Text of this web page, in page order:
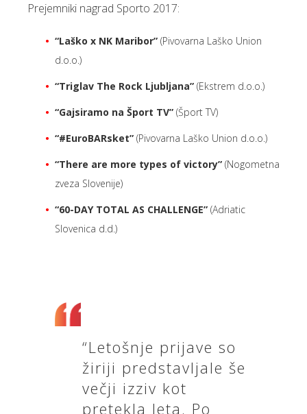
Prejemniki nagrad Sporto 2017:
“Laško x NK Maribor” (Pivovarna Laško Union
d.o.o.)
“Triglav The Rock Ljubljana” (Ekstrem d.o.o.)
“Gajsiramo na Šport TV” (Šport TV)
“#EuroBARsket” (Pivovarna Laško Union d.o.o.)
“There are more types of victory” (Nogometna
zveza Slovenije)
“60-DAY TOTAL AS CHALLENGE” (Adriatic
Slovenica d.d.)
“Letošnje prijave so
žiriji predstavljale še
večji izziv kot
pretekla leta. Po